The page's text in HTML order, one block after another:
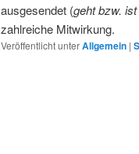
ausgesendet (geht bzw.
zahlreiche Mitwirkung.
Veröffentlicht unterAllgemein |